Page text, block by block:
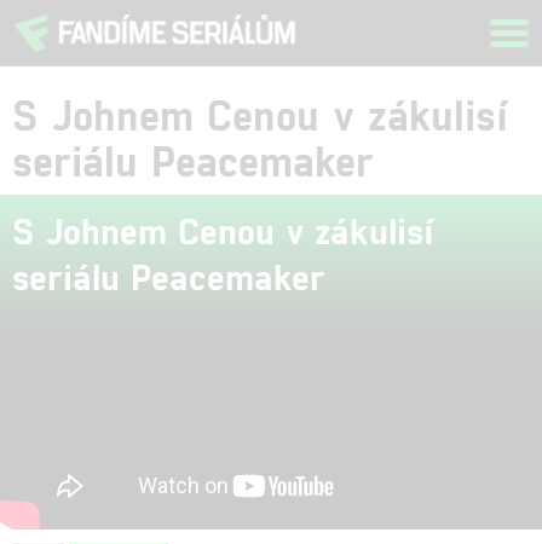
S Johnem Cenou v zákulisí
seriálu Peacemaker
S Johnem Cenou v zákulisí
seriálu Peacemaker